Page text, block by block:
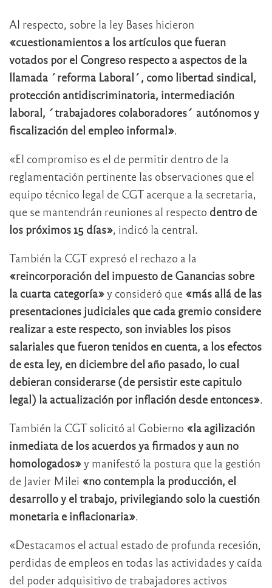
Al respecto, sobre la ley Bases hicieron
«cuestionamientos a los artículos que fueran
votados por el Congreso respecto a aspectos de la
llamada ´reforma Laboral´, como libertad sindical,
protección antidiscriminatoria, intermediación
laboral, ´trabajadores colaboradores´ autónomos y
fiscalización del empleo informal».
«El compromiso es el de permitir dentro de la
reglamentación pertinente las observaciones que el
equipo técnico legal de CGT acerque a la secretaria,
que se mantendrán reuniones al respecto dentro de
los próximos 15 días», indicó la central.
También la CGT expresó el rechazo a la
«reincorporación del impuesto de Ganancias sobre
la cuarta categoría»y consideró que «más allá de las
presentaciones judiciales que cada gremio considere
realizar a este respecto, son inviables los pisos
salariales que fueron tenidos en cuenta, a los efectos
de esta ley, en diciembre del año pasado, lo cual
debieran considerarse (de persistir este capitulo
legal) la actualización por inflación desde entonces».
También la CGT solicitó al Gobierno «la agilización
inmediata de los acuerdos ya firmados y aun no
homologados»y manifestó la postura que la gestión
de Javier Milei «no contempla la producción, el
desarrollo y el trabajo, privilegiando solo la cuestión
monetaria e inflacionaria».
«Destacamos el actual estado de profunda recesión,
perdidas de empleos en todas las actividades y caída
del poder adquisitivo de trabajadores activos